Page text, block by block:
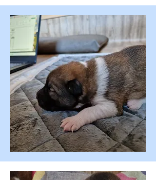
Charlie am Tag 1
22.05.2023
08.00h
328g
m